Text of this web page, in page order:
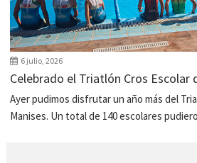
6 julio, 2026
Celebrado el Triatlón Cros Escolar
Ayer pudimos disfrutar un año más del
Manises. Un total de 140 escolares